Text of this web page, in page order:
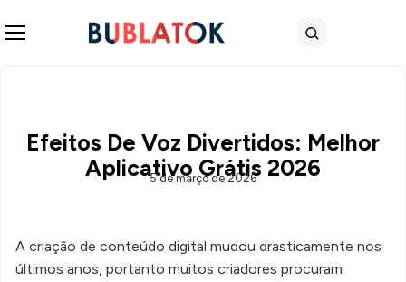
Buscar
Efeitos De Voz Divertidos: Melhor
Aplicativo Grátis 2026
5 de março de 2026
A criação de conteúdo digital mudou drasticamente nos
últimos anos, portanto muitos criadores procuram